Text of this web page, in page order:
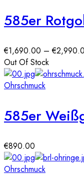
585er
€1,690.00 –€
Out Of Stock
Ohrschmuck
585er
€890.00
Ohrschmuck